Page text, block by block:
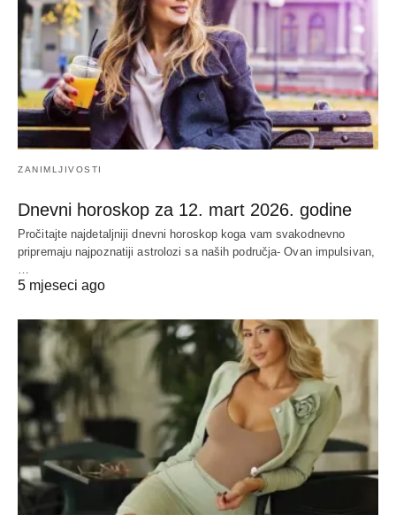
ZANIMLJIVOSTI
Dnevni horoskop za 12. mart 2026. godine
Pročitajte najdetaljniji dnevni horoskop koga vam svakodnevno
pripremaju najpoznatiji astrolozi sa naših područja- Ovan impulsivan,
5 mjeseci ago